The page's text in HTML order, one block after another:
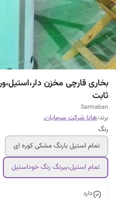
بخاری قارچی مخزن
ثابت
Sarmaban
برند:هانا شرکت سرمابان،
رنگ
تمام استیل بارنگ مشکی کوره ای
تمام استیل،بیرنگ رنگ خوداستیل
دارد